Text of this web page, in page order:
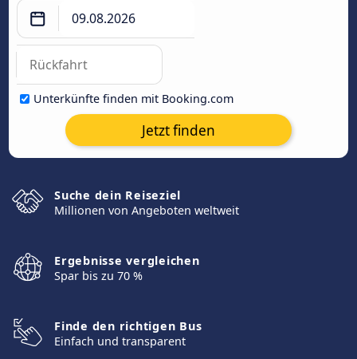
Unterkünfte finden mit Booking.com
Jetzt finden
Suche dein Reiseziel
Millionen von Angeboten weltweit
Ergebnisse vergleichen
Spar bis zu 70 %
Finde den richtigen Bus
Einfach und transparent